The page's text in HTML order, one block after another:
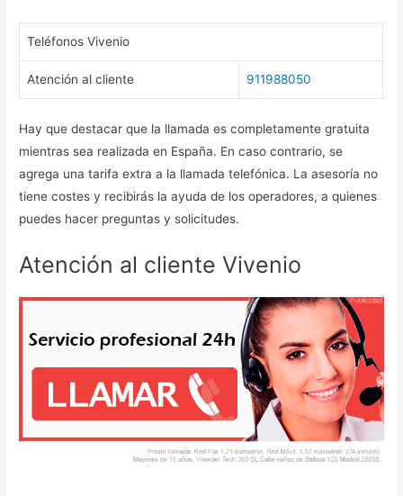
Teléfonos Vivenio
Atención al cliente 911988050
Hay que destacar que la llamada es completamente gratuita
mientras sea realizada en España. En caso contrario, se
agrega una tarifa extra a la llamada telefónica. La asesoría no
tiene costes y recibirás la ayuda de los operadores, a quienes
puedes hacer preguntas y solicitudes.
Atención al cliente Vivenio